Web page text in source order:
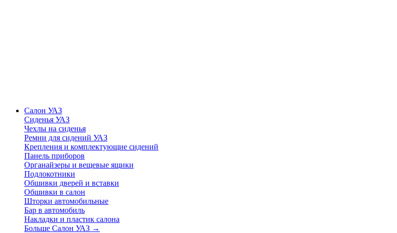
Салон УАЗ
Сиденья УАЗ
Чехлы на сиденья
Ремни для сидений УАЗ
Крепления и комплектующие сидений
Панель приборов
Органайзеры и вещевые ящики
Подлокотники
Обшивки дверей и вставки
Обшивки в салон
Шторки автомобильные
Бар в автомобиль
Накладки и пластик салона
Больше Салон УАЗ →